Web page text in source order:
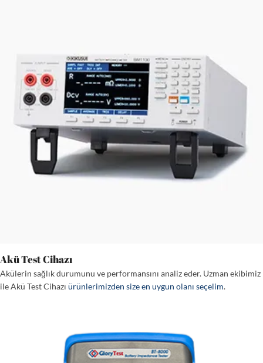
Akü Test Cihazı
Akülerin sağlık durumunu ve performansını analiz eder. Uzman ekibimiz
ile Akü Test Cihazı ürünlerimizden size en uygun olanı seçelim.